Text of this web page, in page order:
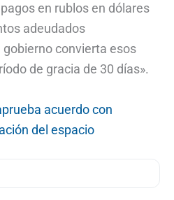
en rublos en dólares
adeudados
convierta esos
de gracia de 30 días».
acuerdo con
del espacio